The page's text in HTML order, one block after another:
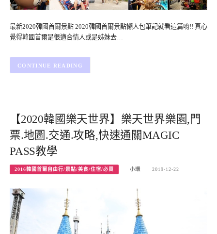
最新2020韓國首爾景點 2020韓國首爾景點懶人包筆記就看這篇唷!! 真心
覺得韓國首爾是很適合情人或是姊妹去…
CONTINUE READING
【2020韓國樂天世界】樂天世界樂園,門
票.地圖.交通.攻略,快速通關MAGIC
PASS教學
2016韓國首爾自由行/景點/美食/住宿/必買 小環 2019-12-22